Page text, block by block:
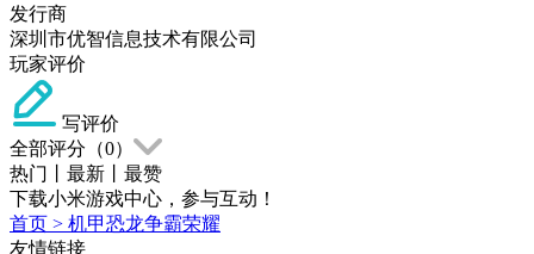
发行商
深圳市优智信息技术有限公司
玩家评价
写评价
全部评分（0）
热门
最新
最赞
下载小米游戏中心，参与互动！
首页 > 机甲恐龙争霸荣耀
友情链接